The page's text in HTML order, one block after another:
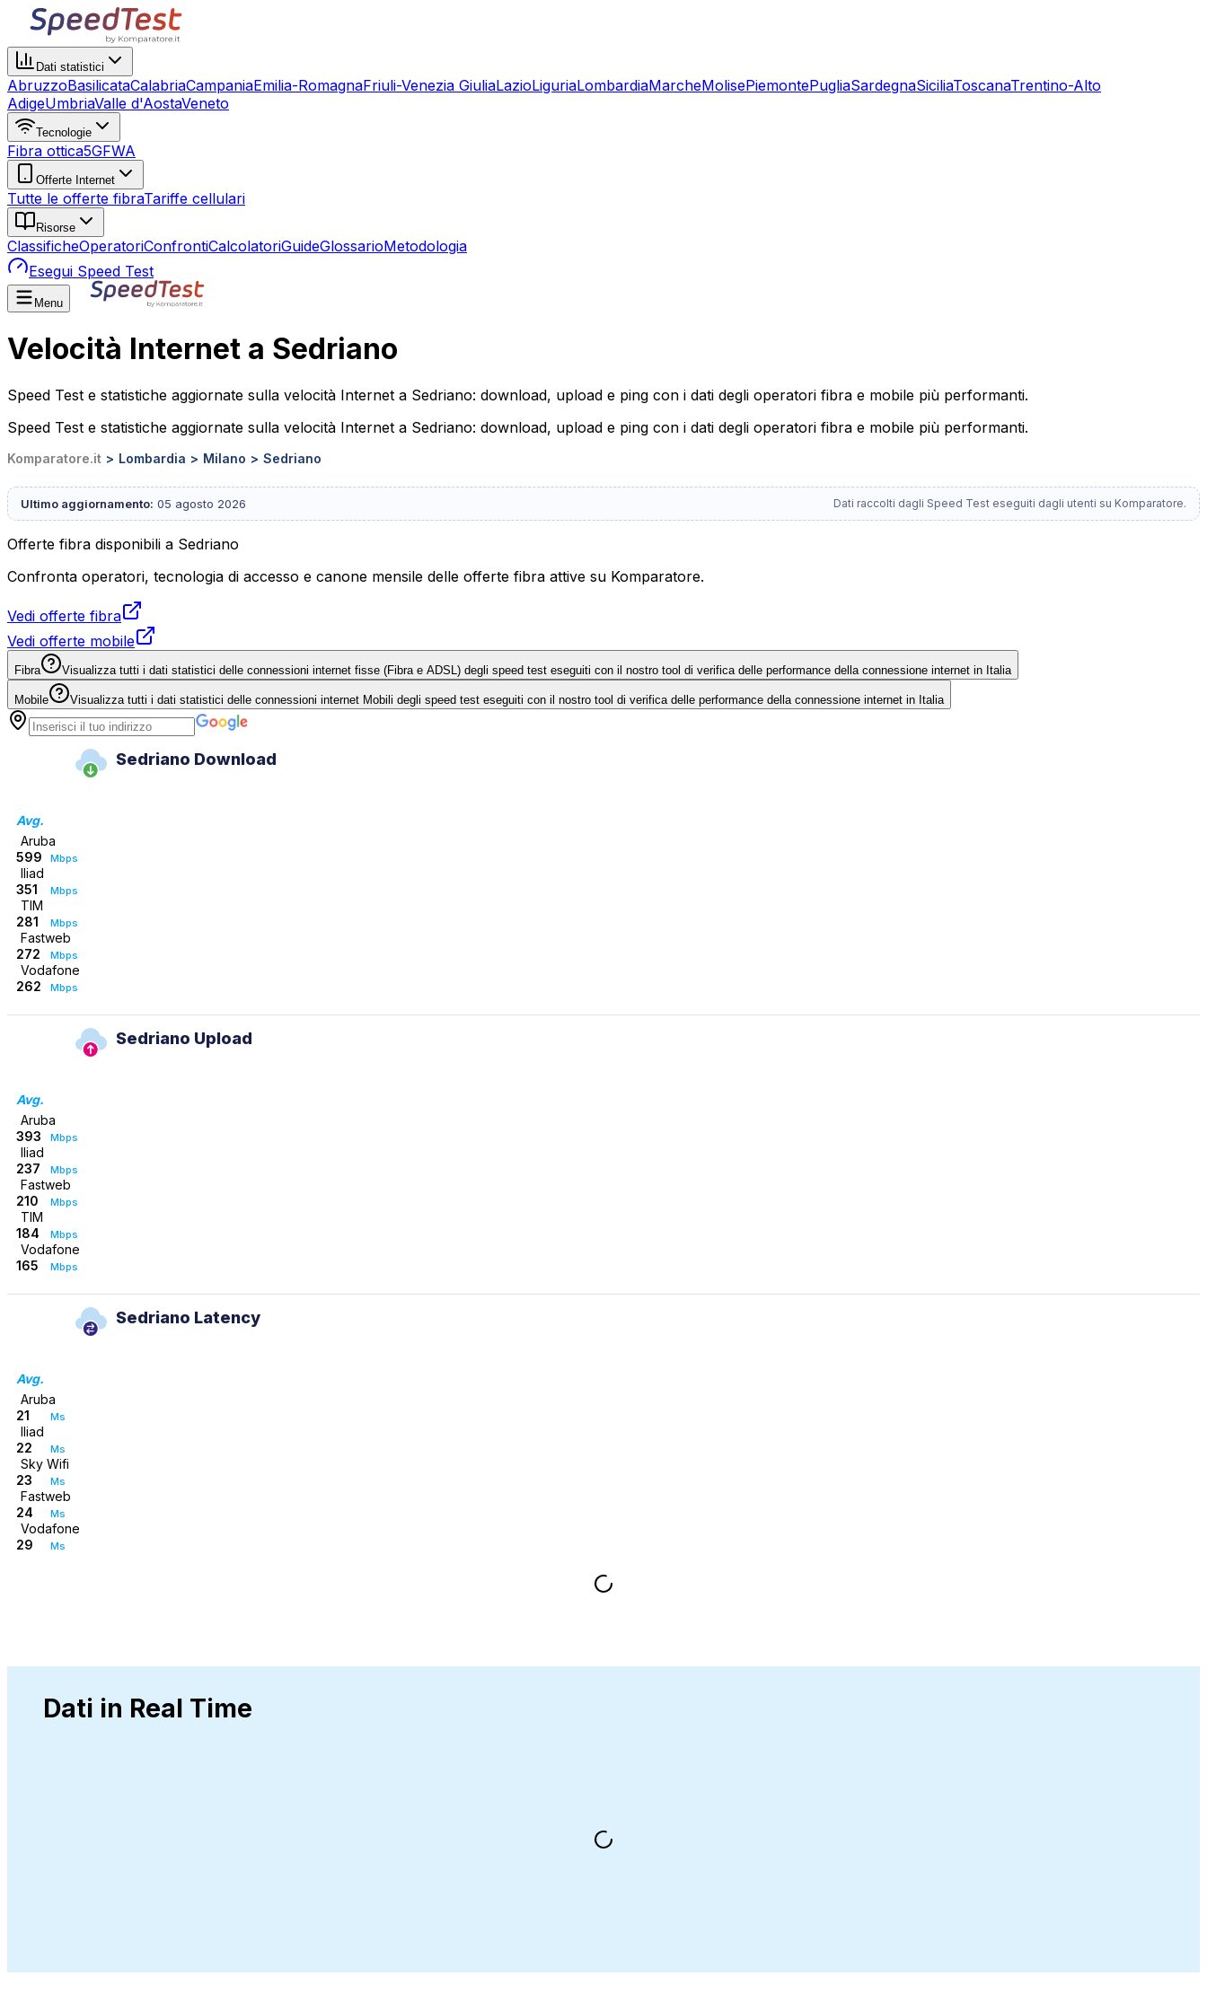
Dati statistici
AbruzzoBasilicataCalabriaCampaniaEmilia-RomagnaFriuli-Venezia GiuliaLazioLiguriaLombardiaMarcheMolisePiemontePugliaSardegnaSiciliaToscanaTrentino-Alto
AdigeUmbriaValle d'AostaVeneto
Tecnologie
Fibra ottica5GFWA
Offerte Internet
Tutte le offerte fibraTariffe cellulari
Risorse
ClassificheOperatoriConfrontiCalcolatoriGuideGlossarioMetodologia
Esegui Speed Test
Menu
Velocità Internet a Sedriano
Speed Test e statistiche aggiornate sulla velocità Internet a Sedriano: download, upload e ping con i dati degli operatori fibra e mobile più performanti.
Speed Test e statistiche aggiornate sulla velocità Internet a Sedriano: download, upload e ping con i dati degli operatori fibra e mobile più performanti.
Komparatore.it Lombardia Milano Sedriano
Ultimo aggiornamento: 05 agosto 2026 Dati raccolti dagli Speed Test eseguiti dagli utenti su Komparatore.
Offerte fibra disponibili a Sedriano
Confronta operatori, tecnologia di accesso e canone mensile delle offerte fibra attive su Komparatore.
Vedi offerte fibra
Vedi offerte mobile
Fibra Visualizza tutti i dati statistici delle connessioni internet fisse (Fibra e ADSL) degli speed test eseguiti con il nostro tool di verifica delle performance della connessione internet in Italia
Mobile Visualizza tutti i dati statistici delle connessioni internet Mobili degli speed test eseguiti con il nostro tool di verifica delle performance della connessione internet in Italia
Sedriano Download
Avg.
Aruba
599
Mbps
Iliad
351
Mbps
TIM
281
Mbps
Fastweb
272
Mbps
Vodafone
262
Mbps
Sedriano Upload
Avg.
Aruba
393
Mbps
Iliad
237
Mbps
Fastweb
210
Mbps
TIM
184
Mbps
Vodafone
165
Mbps
Sedriano Latency
Avg.
Aruba
21
Ms
Iliad
22
Ms
Sky Wifi
23
Ms
Fastweb
24
Ms
Vodafone
29
Ms
Dati in Real Time